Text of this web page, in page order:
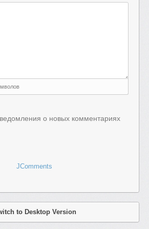
о новых комментариях
JComments
to Desktop Version